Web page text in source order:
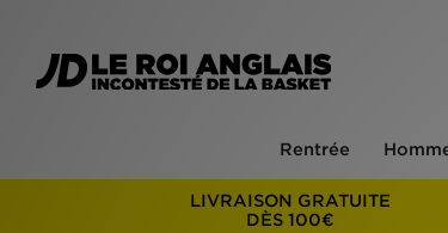
Rentrée
LIVRAISON GRATUITE
DÈS 100€